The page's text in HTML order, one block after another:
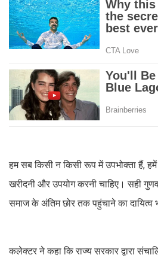
हम सब किसी न किसी रूप में उपभोक्ता हैं,
खरीदनी और उपयोग करनी चाहिए। सही
समाज के अंतिम छोर तक पहुंचाने का दायित्व
कलेक्टर ने कहा कि राज्य सरकार द्वारा